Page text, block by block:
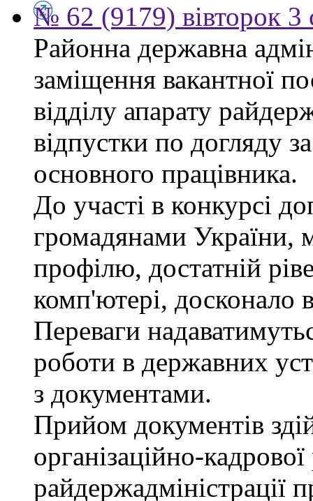
№ 62 (9179) вівторок 3
Районна державна
заміщення вакантної
відділу апарату
відпустки по догляду
основного працівника.
До участі в конкурсі
громадянами України,
профілю, достатній
комп'ютері, досконало
Переваги
роботи в державних
з документами.
Прийом документів
організаційно-
райдержадміністрації